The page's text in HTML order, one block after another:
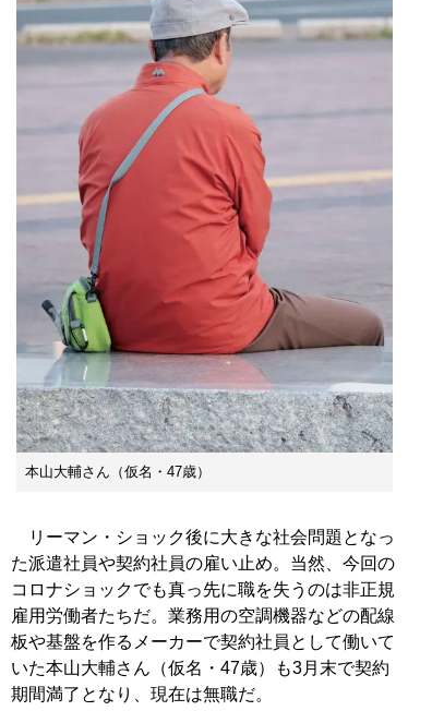
本山大輔さん（仮名・47歳）
リーマン・ショック後に大きな社会問題となっ
た派遣社員や契約社員の雇い止め。当然、今回の
コロナショックでも真っ先に職を失うのは非正規
雇用労働者たちだ。業務用の空調機器などの配線
板や基盤を作るメーカーで契約社員として働いて
いた本山大輔さん（仮名・47歳）も3月末で契約
期間満了となり、現在は無職だ。